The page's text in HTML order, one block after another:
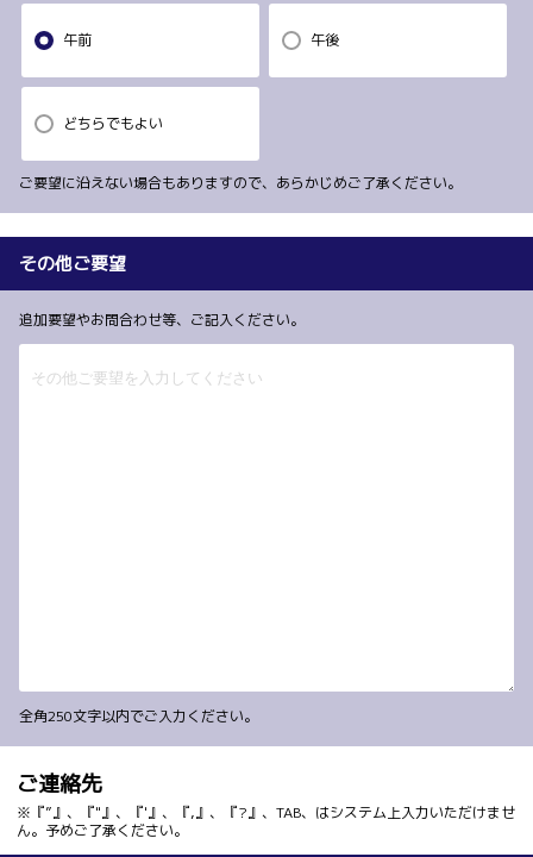
午前 午後
どちらでもよい
ご要望に沿えない場合もありますので、あらかじめご了承ください。
その他ご要望
追加要望やお問合わせ等、ご記入ください。
全角250文字以内でご入力ください。
ご連絡先
※『”』、『"』、『'』、『,』、『?』、TAB、はシステム上入力いただけませ
ん。予めご了承ください。